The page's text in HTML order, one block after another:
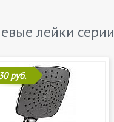
лейки серии
руб.